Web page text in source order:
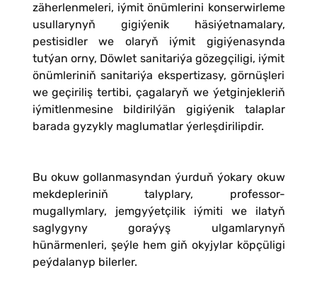
zäherlenmeleri, iýmit önümlerini konserwirleme
usullarynyň gigiýenik häsiýetnamalary,
pestisidler we olaryň iýmit gigiýenasynda
tutýan orny, Döwlet sanitariýa gözegçiligi, iýmit
önümleriniň sanitariýa ekspertizasy, görnüşleri
we geçiriliş tertibi, çagalaryň we ýetginjekleriň
iýmitlenmesine bildirilýän gigiýenik talaplar
barada gyzykly maglumatlar ýerleşdirilipdir.
Bu okuw gollanmasyndan ýurduň ýokary okuw
mekdepleriniň talyplary, professor-
mugallymlary, jemgyýetçilik iýmiti we ilatyň
saglygyny goraýyş ulgamlarynyň
hünärmenleri, şeýle hem giň okyjylar köpçüligi
peýdalanyp bilerler.